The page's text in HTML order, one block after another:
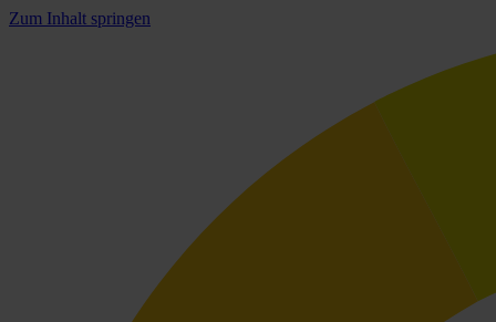
Zum Inhalt springen